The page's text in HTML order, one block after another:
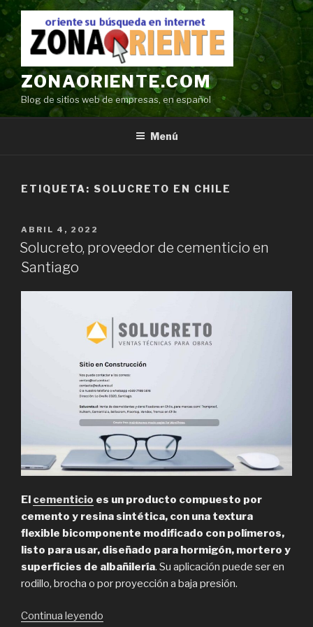
Ir
contenido
ZONAORIENTE.COM
Blog de sitios web de empresas, en español
Menú
ETIQUETA: SOLUCRETO EN CHILE
POSTED
ON
ABRIL 4, 2022
Solucreto, proveedor de cementicio en
Santiago
El cementicio es un producto compuesto por
cemento y resina sintética, con una textura
flexible bicomponente modificado con polímeros,
listo para usar, diseñado para hormigón, mortero y
superficies de albañilería. Su aplicación puede ser en
rodillo, brocha o por proyección a baja presión.
Continua leyendo